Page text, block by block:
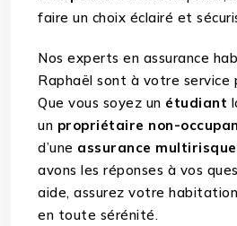
faire un choix éclairé et
Nos experts en assurance
Raphaël sont à votre service
Que vous soyez un étudiant
un propriétaire non-
d’une assurance
avons les réponses à vos
aide, assurez votre
en toute sérénité.